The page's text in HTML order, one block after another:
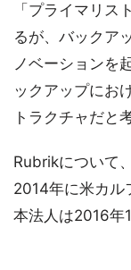
「プライマリス
るが、バックア
ノベーションを
ックアップにお
トラクチャだと
Rubrikについて
2014年に米カル
本法人は2016年